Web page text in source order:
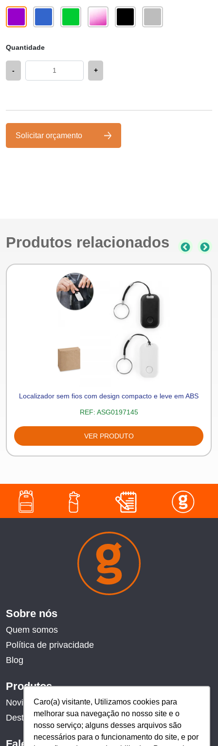
Caro(a) visitante, Utilizamos cookies para
melhorar sua navegação no nosso site e o
nosso serviço; alguns desses arquivos são
necessários para o funcionamento do site, e por
Caro(a) visitante, Utilizamos cookies para
melhorar sua navegação no nosso site e o
nosso serviço; alguns desses arquivos são
necessários para o funcionamento do site, e por
Quantidade
- +
Solicitar orçamento
Produtos relacionados
Localizador sem fios com design compacto e leve em ABS
REF: ASG0197145
VER PRODUTO
Sobre nós
Quem somos
Política de privacidade
Blog
Produtos
Novidades
Destaques